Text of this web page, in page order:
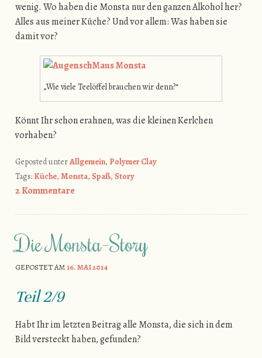
wenig. Wo haben die Monsta nur den ganzen Alkohol her?
Alles aus meiner Küche? Und vor allem: Was haben sie
damit vor?
„Wie viele Teelöffel brauchen wir denn?“
Könnt Ihr schon erahnen, was die kleinen Kerlchen
vorhaben?
Geposted unterAllgemein, Polymer Clay
Tags: Küche, Monsta, Spaß, Story
2 Kommentare
Die Monsta-Story
GEPOSTET AM16. MAI 2014
Teil 2/9
Habt Ihr im letzten Beitrag alle Monsta, die sich in dem
Bild versteckt haben, gefunden?